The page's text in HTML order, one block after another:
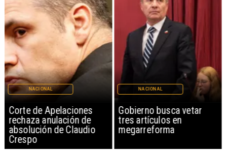
Corte de Apelaciones
rechaza anulación de
absolución de Claudio
Crespo
NACIONAL
Gobierno busca vetar
tres artículos en
megarreforma
NACIONAL